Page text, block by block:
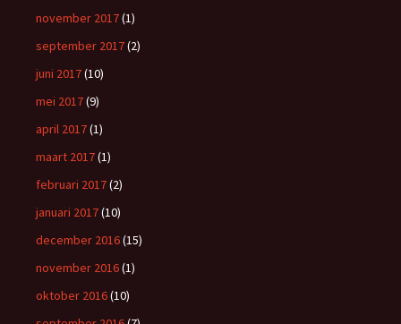
november 2017(1)
september 2017(2)
juni 2017(10)
mei 2017(9)
april 2017(1)
maart 2017(1)
februari 2017(2)
januari 2017(10)
december 2016(15)
november 2016(1)
oktober 2016(10)